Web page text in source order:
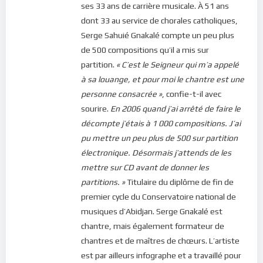
disons OUI de la bouche alors que notre coeur dit NON. Si, à
l’instar de la Vierge Marie, nous disons un Oui sincère et
convaincu, nous pourrons nous abandonner au Seigneur et Il
pourra nous guérir de toutes nos maladies.
Bonne méditation.
Pour vous inscrire directement aux publications, veuillez
cliquer ici : [newsletter_button id=2 label=”S’abonner”
de poster des commentaires) et pour les publications,
veuillez cliquer ici :
Inscription
ses 33 ans de carrière musicale. À 51 ans
dont 33 au service de chorales catholiques,
Serge Sahuié Gnakalé compte un peu plus
de 500 compositions qu’il a mis sur
partition. « C’est le Seigneur qui m’a appelé
à sa louange, et pour moi le chantre est une
personne consacrée », confie-t-il avec
sourire. En 2006 quand j’ai arrêté de faire le
décompte j’étais à 1 000 compositions. J’ai
pu mettre un peu plus de 500 sur partition
électronique. Désormais j’attends de les
mettre sur CD avant de donner les
partitions. »Titulaire du diplôme de fin de
premier cycle du Conservatoire national de
musiques d’Abidjan. Serge Gnakalé est
chantre, mais également formateur de
chantres et de maîtres de chœurs. L’artiste
est par ailleurs infographe et a travaillé pour